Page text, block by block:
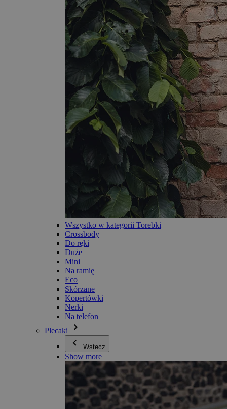
Wszystko w kategorii Torebki
Crossbody
Do ręki
Duże
Mini
Na ramię
Eco
Skórzane
Kopertówki
Nerki
Na telefon
Plecaki
Wstecz
Show more